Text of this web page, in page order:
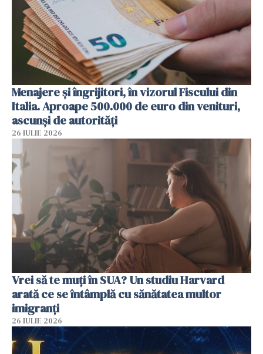
Menajere și îngrijitori, în vizorul Fiscului din
Italia. Aproape 500.000 de euro din venituri,
ascunși de autorități
26 IULIE 2026
Vrei să te muți în SUA? Un studiu Harvard
arată ce se întâmplă cu sănătatea multor
imigranți
26 IULIE 2026